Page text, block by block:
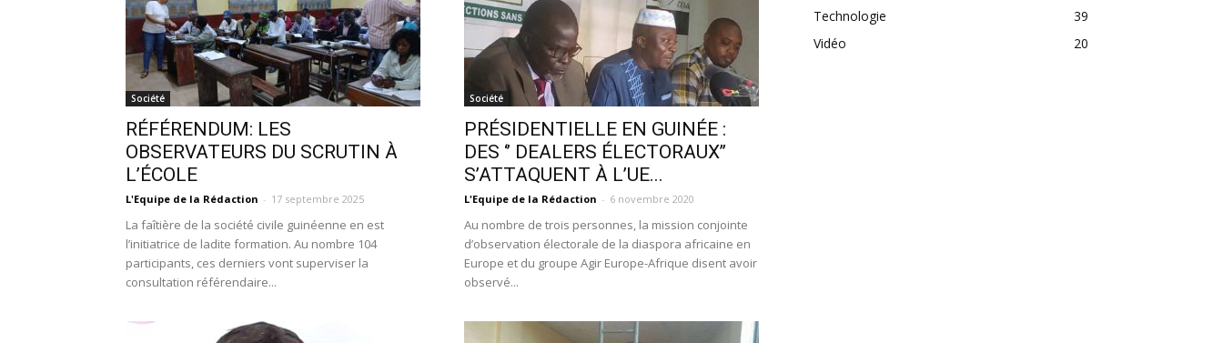
Société
RÉFÉRENDUM: LES
OBSERVATEURS DU SCRUTIN À
L’ÉCOLE
L'Equipe de la Rédaction - 17 septembre 2025
La faîtière de la société civile guinéenne en est
l’initiatrice de ladite formation. Au nombre 104
participants, ces derniers vont superviser la
consultation référendaire...
Société
PRÉSIDENTIELLE EN GUINÉE :
DES ‘’ DEALERS ÉLECTORAUX’’
S’ATTAQUENT À L’UE...
L'Equipe de la Rédaction - 6 novembre 2020
Au nombre de trois personnes, la mission conjointe
d’observation électorale de la diaspora africaine en
Europe et du groupe Agir Europe-Afrique disent avoir
observé...
Technologie
39
Vidéo
20